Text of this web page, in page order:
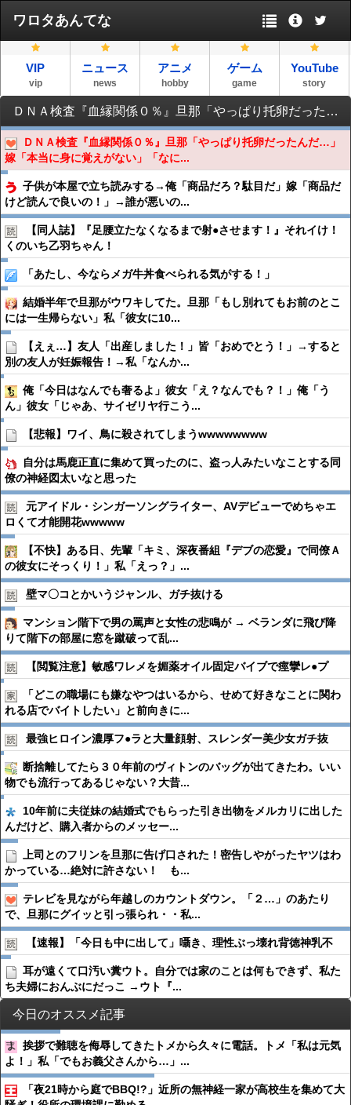
ワロタあんてな
VIP
vip
ニュース
news
アニメ
hobby
ゲーム
game
YouTube
story
ＤＮＡ検査『血縁関係０％』旦那「やっぱり托卵だったんだ…」嫁「本当に身に覚えがない」「なにかの間違いだ！取り違えだ！」→ 嫁「あっ」
ＤＮＡ検査『血縁関係０％』旦那「やっぱり托卵だったんだ…」
嫁「本当に身に覚えがない」「なに...
子供が本屋で立ち読みする→俺「商品だろ？駄目だ」嫁「商品だ
けど読んで良いの！」→誰が悪いの...
【同人誌】『足腰立たなくなるまで射●︎させます！』それイけ！
くのいち乙羽ちゃん！
「あたし、今ならメガ牛丼食べられる気がする！」
結婚半年で旦那がウワキしてた。旦那「もし別れてもお前のとこ
には一生帰らない」私「彼女に10...
【えぇ…】友人「出産しました！」皆「おめでとう！」→すると
別の友人が妊娠報告！→私「なんか...
俺「今日はなんでも奢るよ」彼女「え？なんでも？！」俺「う
ん」彼女「じゃあ、サイゼリヤ行こう...
【悲報】ワイ、鳥に殺されてしまうwwwwwwww
自分は馬鹿正直に集めて買ったのに、盗っ人みたいなことする同
僚の神経図太いなと思った
元アイドル・シンガーソングライター、AVデビューでめちゃエ
ロくて才能開花wwwww
【不快】ある日、先輩「キミ、深夜番組『デブの恋愛』で同僚Ａ
の彼女にそっくり！」私「えっ？」...
壁マ〇コとかいうジャンル、ガチ抜ける
マンション階下で男の罵声と女性の悲鳴が → ベランダに飛び降
りて階下の部屋に窓を蹴破って乱...
【閲覧注意】敏感ワレメを媚薬オイル固定バイブで痙攣レ●︎プ
「どこの職場にも嫌なやつはいるから、せめて好きなことに関わ
れる店でバイトしたい」と前向きに...
最強ヒロイン濃厚フ●︎ラと大量顔射、スレンダー美少女ガチ抜
断捨離してたら３０年前のヴィトンのバッグが出てきたわ。いい
物でも流行ってあるじゃない？大昔...
10年前に夫従妹の結婚式でもらった引き出物をメルカリに出した
んだけど、購入者からのメッセー...
上司とのフリンを旦那に告げ口された！密告しやがったヤツはわ
かっている…絶対に許さない！ も...
テレビを見ながら年越しのカウントダウン。「２…」のあたり
で、旦那にグイッと引っ張られ・・私...
【速報】「今日も中に出して」囁き、理性ぶっ壊れ背徳神乳不
耳が遠くて口汚い糞ウト。自分では家のことは何もできず、私た
ち夫婦におんぶにだっこ →ウト『...
今日のオススメ記事
挨拶で難聴を侮辱してきたトメから久々に電話。トメ「私は元気
よ！」私「でもお義父さんから…」...
「夜21時から庭でBBQ!?」近所の無神経一家が高校生を集めて大